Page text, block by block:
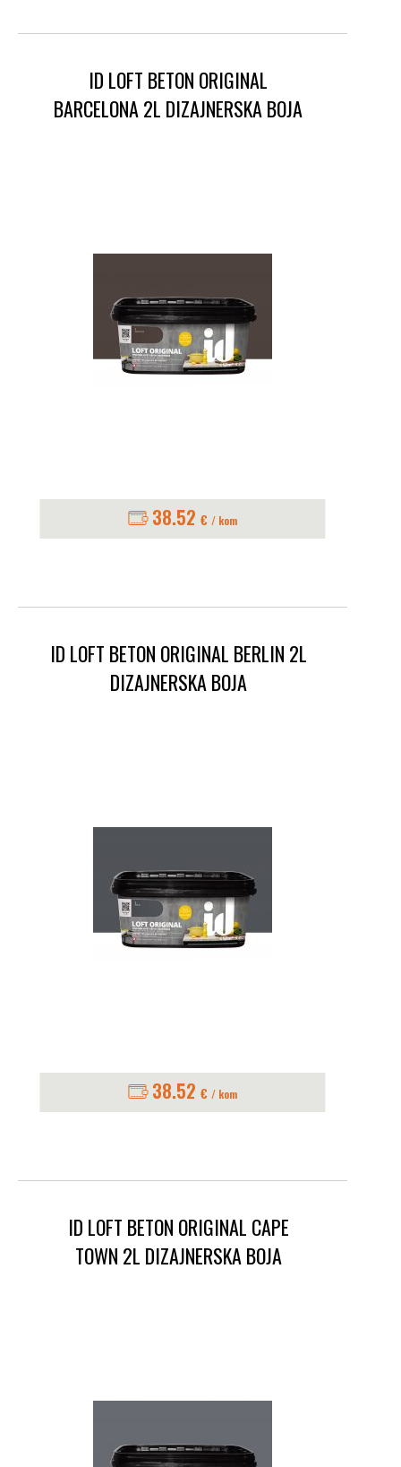
ID LOFT BETON ORIGINAL
BARCELONA 2L DIZAJNERSKA BOJA
38.52 € / kom
ID LOFT BETON ORIGINAL BERLIN 2L
DIZAJNERSKA BOJA
38.52 € / kom
ID LOFT BETON ORIGINAL CAPE
TOWN 2L DIZAJNERSKA BOJA